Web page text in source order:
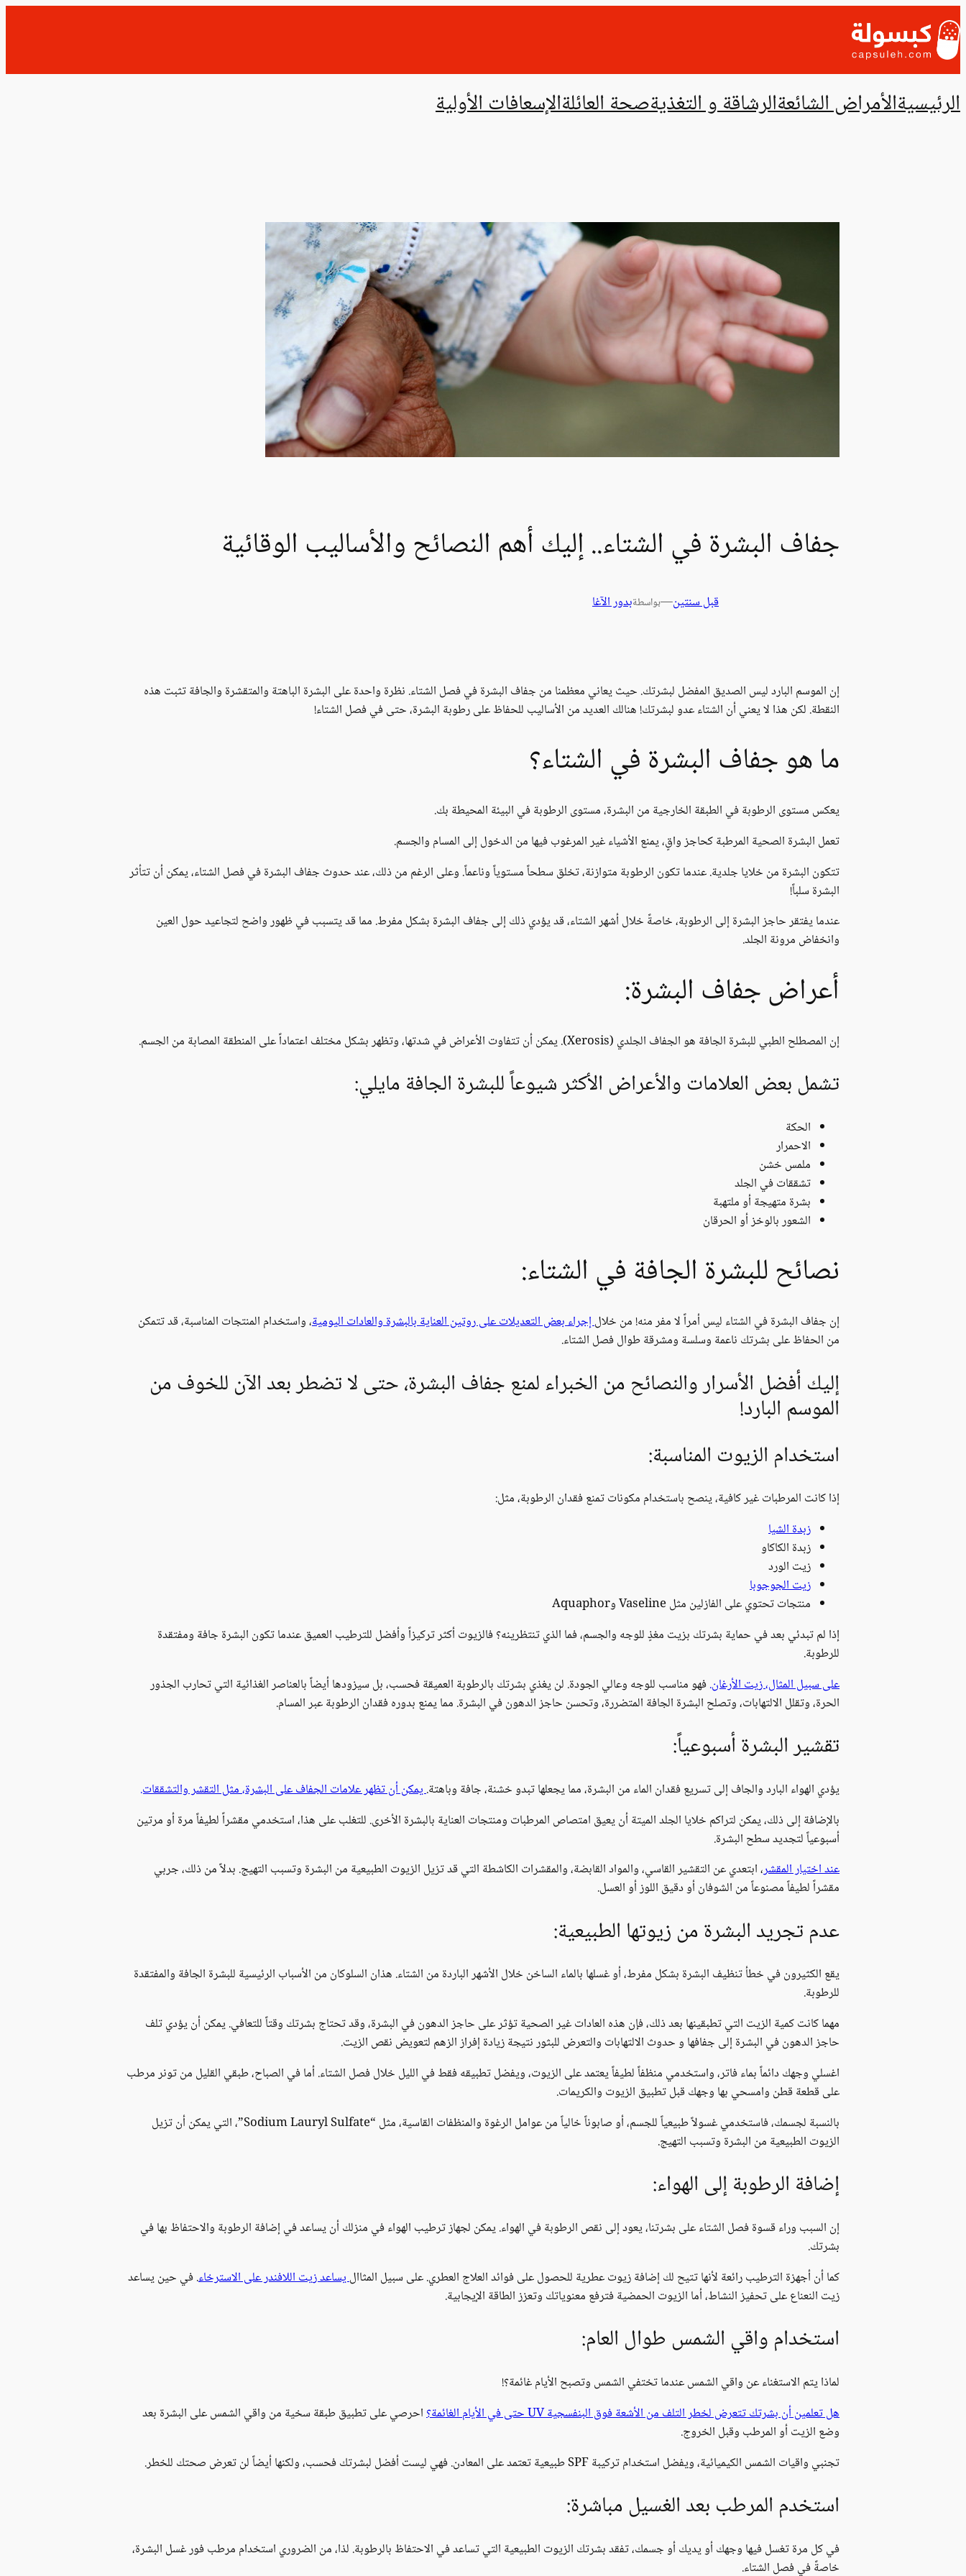
إلى
المحتوى
الرئيسيةالأمراض الشائعةالرشاقة و التغذيةصحة العائلةالإسعافات الأولية
جفاف البشرة في الشتاء.. إليك أهم النصائح والأساليب الوقائية
قبل سنتين—بواسطةبدور الآغا
إن الموسم البارد ليس الصديق المفضل لبشرتك. حيث يعاني معظمنا من جفاف البشرة في فصل الشتاء. نظرة واحدة على البشرة الباهتة والمتقشرة والجافة تثبت هذه
النقطة. لكن هذا لا يعني أن الشتاء عدو لبشرتك! هنالك العديد من الأساليب للحفاظ على رطوبة البشرة، حتى في فصل الشتاء!
ما هو جفاف البشرة في الشتاء؟
يعكس مستوى الرطوبة في الطبقة الخارجية من البشرة، مستوى الرطوبة في البيئة المحيطة بك.
تعمل البشرة الصحية المرطبة كحاجز واقٍ، يمنع الأشياء غير المرغوب فيها من الدخول إلى المسام والجسم.
تتكون البشرة من خلايا جلدية. عندما تكون الرطوبة متوازنة، تخلق سطحاً مستوياً وناعماً. وعلى الرغم من ذلك، عند حدوث جفاف البشرة في فصل الشتاء، يمكن أن تتأثر
البشرة سلباً!
عندما يفتقر حاجز البشرة إلى الرطوبة، خاصةً خلال أشهر الشتاء، قد يؤدي ذلك إلى جفاف البشرة بشكل مفرط. مما قد يتسبب في ظهور واضح لتجاعيد حول العين
وانخفاض مرونة الجلد.
أعراض جفاف البشرة:
إن المصطلح الطبي للبشرة الجافة هو الجفاف الجلدي (Xerosis). يمكن أن تتفاوت الأعراض في شدتها، وتظهر بشكل مختلف اعتماداً على المنطقة المصابة من الجسم.
تشمل بعض العلامات والأعراض الأكثر شيوعاً للبشرة الجافة مايلي:
الحكة
الاحمرار
ملمس خشن
تشققات في الجلد
بشرة متهيجة أو ملتهبة
الشعور بالوخز أو الحرقان
نصائح للبشرة الجافة في الشتاء:
إن جفاف البشرة في الشتاء ليس أمراً لا مفر منه! من خلالإجراء بعض التعديلات على روتين العناية بالبشرة والعادات اليومية، واستخدام المنتجات المناسبة، قد تتمكن
من الحفاظ على بشرتك ناعمة وسلسة ومشرقة طوال فصل الشتاء.
إليك أفضل الأسرار والنصائح من الخبراء لمنع جفاف البشرة، حتى لا تضطر بعد الآن للخوف من
الموسم البارد!
استخدام الزيوت المناسبة:
إذا كانت المرطبات غير كافية، ينصح باستخدام مكونات تمنع فقدان الرطوبة، مثل:
زبدة الشيا
زبدة الكاكاو
زيت الورد
زيت الجوجوبا
منتجات تحتوي على الفازلين مثل Vaseline وAquaphor
إذا لم تبدئي بعد في حماية بشرتك بزيت مغذٍ للوجه والجسم، فما الذي تنتظرينه؟ فالزيوت أكثر تركيزاً وأفضل للترطيب العميق عندما تكون البشرة جافة ومفتقدة
للرطوبة.
على سبيل المثال، زيت الأرغان.فهو مناسب للوجه وعالي الجودة. لن يغذي بشرتك بالرطوبة العميقة فحسب، بل سيزودها أيضاً بالعناصر الغذائية التي تحارب الجذور
الحرة، وتقلل الالتهابات، وتصلح البشرة الجافة المتضررة، وتحسن حاجز الدهون في البشرة. مما يمنع بدوره فقدان الرطوبة عبر المسام.
تقشير البشرة أسبوعياً:
يؤدي الهواء البارد والجاف إلى تسريع فقدان الماء من البشرة، مما يجعلها تبدو خشنة، جافة وباهتة.يمكن أن تظهر علامات الجفاف على البشرة، مثل التقشر والتشققات.
بالإضافة إلى ذلك، يمكن لتراكم خلايا الجلد الميتة أن يعيق امتصاص المرطبات ومنتجات العناية بالبشرة الأخرى. للتغلب على هذا، استخدمي مقشراً لطيفاً مرة أو مرتين
أسبوعياً لتجديد سطح البشرة.
عند اختيار المقشر، ابتعدي عن التقشير القاسي، والمواد القابضة، والمقشرات الكاشطة التي قد تزيل الزيوت الطبيعية من البشرة وتسبب التهيج. بدلاً من ذلك، جربي
مقشراً لطيفاً مصنوعاً من الشوفان أو دقيق اللوز أو العسل.
عدم تجريد البشرة من زيوتها الطبيعية:
يقع الكثيرون في خطأ تنظيف البشرة بشكل مفرط، أو غسلها بالماء الساخن خلال الأشهر الباردة من الشتاء. هذان السلوكان من الأسباب الرئيسية للبشرة الجافة والمفتقدة
للرطوبة.
مهما كانت كمية الزيت التي تطبقينها بعد ذلك، فإن هذه العادات غير الصحية تؤثر على حاجز الدهون في البشرة، وقد تحتاج بشرتك وقتاً للتعافي. يمكن أن يؤدي تلف
حاجز الدهون في البشرة إلى جفافها و حدوث الالتهابات والتعرض للبثور نتيجة زيادة إفراز الزهم لتعويض نقص الزيت.
اغسلي وجهك دائماً بماء فاتر، واستخدمي منظفاً لطيفاً يعتمد على الزيوت، ويفضل تطبيقه فقط في الليل خلال فصل الشتاء. أما في الصباح، طبقي القليل من تونر مرطب
على قطعة قطن وامسحي بها وجهك قبل تطبيق الزيوت والكريمات.
بالنسبة لجسمك، فاستخدمي غسولاً طبيعياً للجسم، أو صابوناً خالياً من عوامل الرغوة والمنظفات القاسية، مثل “Sodium Lauryl Sulfate”، التي يمكن أن تزيل
الزيوت الطبيعية من البشرة وتسبب التهيج.
إضافة الرطوبة إلى الهواء:
إن السبب وراء قسوة فصل الشتاء على بشرتنا، يعود إلى نقص الرطوبة في الهواء. يمكن لجهاز ترطيب الهواء في منزلك أن يساعد في إضافة الرطوبة والاحتفاظ بها في
بشرتك.
كما أن أجهزة الترطيب رائعة لأنها تتيح لك إضافة زيوت عطرية للحصول على فوائد العلاج العطري. على سبيل المثااليساعد زيت اللافندر على الاسترخاء. في حين يساعد
زيت النعناع على تحفيز النشاط، أما الزيوت الحمضية فترفع معنوياتك وتعزز الطاقة الإيجابية.
استخدام واقي الشمس طوال العام:
لماذا يتم الاستغناء عن واقي الشمس عندما تختفي الشمس وتصبح الأيام غائمة؟!
هل تعلمين أن بشرتك تتعرض لخطر التلف من الأشعة فوق البنفسجية UV حتى في الأيام الغائمة؟
احرصي على تطبيق طبقة سخية من واقي الشمس على البشرة بعد
وضع الزيت أو المرطب وقبل الخروج.
تجنبي واقيات الشمس الكيميائية، ويفضل استخدام تركيبة SPF طبيعية تعتمد على المعادن. فهي ليست أفضل لبشرتك فحسب، ولكنها أيضاً لن تعرض صحتك للخطر.
استخدم المرطب بعد الغسيل مباشرة:
في كل مرة تغسل فيها وجهك أو يديك أو جسمك، تفقد بشرتك الزيوت الطبيعية التي تساعد في الاحتفاظ بالرطوبة. لذا، من الضروري استخدام مرطب فور غسل البشرة،
خاصةً في فصل الشتاء.